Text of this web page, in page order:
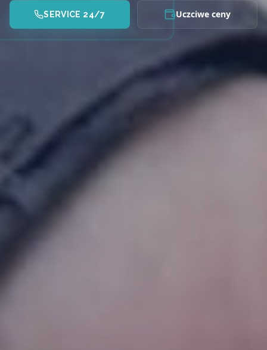
SERVICE 24/7 Uczciwe ceny